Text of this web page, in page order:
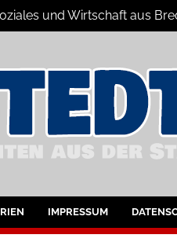
und Wirtschaft aus
und
IMPRESSUM